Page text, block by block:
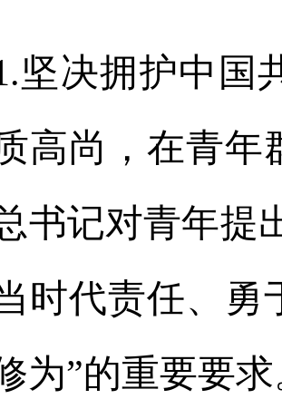
.坚决拥护中国
高尚，在青年
书记对青年提
时代责任、勇
为”的重要要求